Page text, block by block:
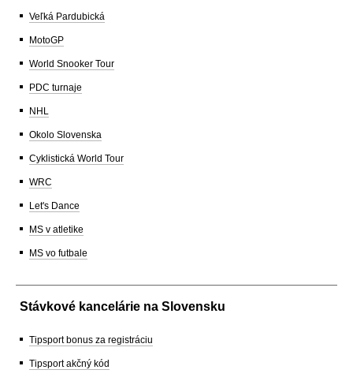
Veľká Pardubická
MotoGP
World Snooker Tour
PDC turnaje
NHL
Okolo Slovenska
Cyklistická World Tour
WRC
Let's Dance
MS v atletike
MS vo futbale
Stávkové kancelárie na Slovensku
Tipsport bonus za registráciu
Tipsport akčný kód